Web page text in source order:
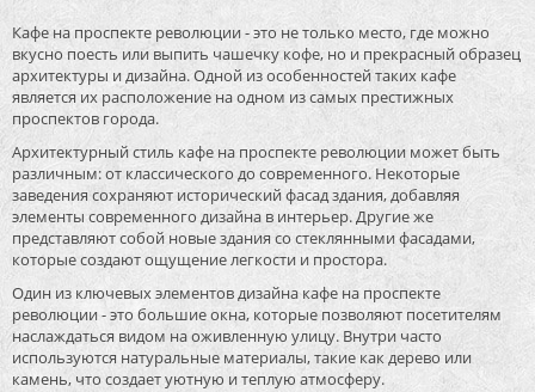
Кафе на проспекте революции - это не только место, где можно
вкусно поесть или выпить чашечку кофе, но и прекрасный образец
архитектуры и дизайна. Одной из особенностей таких кафе
является их расположение на одном из самых престижных
проспектов города.
Архитектурный стиль кафе на проспекте революции может быть
различным: от классического до современного. Некоторые
заведения сохраняют исторический фасад здания, добавляя
элементы современного дизайна в интерьер. Другие же
представляют собой новые здания со стеклянными фасадами,
которые создают ощущение легкости и простора.
Один из ключевых элементов дизайна кафе на проспекте
революции - это большие окна, которые позволяют посетителям
наслаждаться видом на оживленную улицу. Внутри часто
используются натуральные материалы, такие как дерево или
камень, что создает уютную и теплую атмосферу.